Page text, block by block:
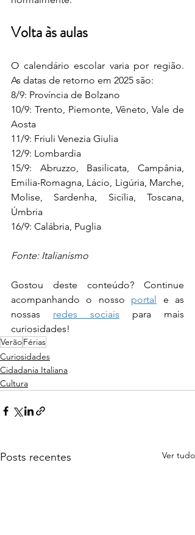
Volta às aulas
O calendário escolar varia por região.
As datas de retorno em 2025 são:
8/9: Província de Bolzano
10/9: Trento, Piemonte, Vêneto, Vale de
Aosta
11/9: Friuli Venezia Giulia
12/9: Lombardia
15/9: Abruzzo, Basilicata, Campânia,
Emilia-Romagna, Lácio, Ligúria, Marche,
Molise, Sardenha, Sicília, Toscana,
Úmbria
16/9: Calábria, Puglia
Fonte: Italianismo
Gostou deste conteúdo? Continue
acompanhando o nosso portal
e as
nossas redes sociais para mais
curiosidades!
VerãoFérias
Curiosidades
Cidadania Italiana
Cultura
Posts recentes Ver tudo